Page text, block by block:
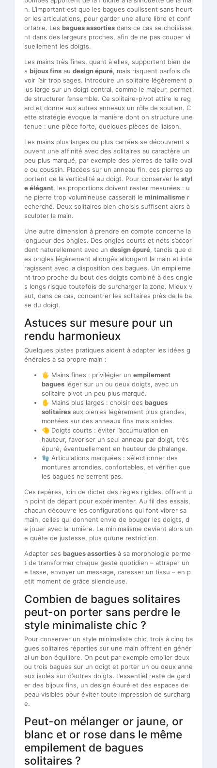
n. L’important est que les bagues coulissent sans heurt
er les articulations, pour garder une allure libre et conf
ortable. Les bagues assorties dans ce cas se choisisse
nt dans des largeurs proches, afin de ne pas couper vi
suellement les doigts.
Les mains très fines, quant à elles, supportent bien de
s bijoux fins au design épuré, mais risquent parfois d’a
voir l’air trop sages. Introduire un solitaire légèrement p
lus large sur un doigt central, comme le majeur, permet
de structurer l’ensemble. Ce solitaire-pivot attire le reg
ard et donne aux autres anneaux un rôle de soutien. C
ette stratégie évoque la manière dont on structure une
tenue : une pièce forte, quelques pièces de liaison.
Les mains plus larges ou plus carrées se découvrent s
ouvent une affinité avec des solitaires au caractère un
peu plus marqué, par exemple des pierres de taille oval
e ou coussin. Placées sur un anneau fin, ces pierres ap
portent de la verticalité au doigt. Pour conserver le styl
e élégant, les proportions doivent rester mesurées : u
ne pierre trop volumineuse casserait le minimalisme r
echerché. Deux solitaires bien choisis suffisent alors à
sculpter la main.
Une autre dimension à prendre en compte concerne la
longueur des ongles. Des ongles courts et nets s’accor
dent naturellement avec un design épuré, tandis que d
es ongles légèrement allongés allongent la main et inte
ragissent avec la disposition des bagues. Un empileme
nt trop proche du bout des doigts combiné à des ongle
s longs risque toutefois de surcharger la zone. Mieux v
aut, dans ce cas, concentrer les solitaires près de la ba
se du doigt.
Astuces sur mesure pour un
rendu harmonieux
Quelques pistes pratiques aident à adapter les idées g
énérales à sa propre main :
🖐️ Mains fines : privilégier un empilement
bagues léger sur un ou deux doigts, avec un
solitaire pivot un peu plus marqué.
✋ Mains plus larges : choisir des bagues
solitaires aux pierres légèrement plus grandes,
montées sur des anneaux fins mais solides.
🤏 Doigts courts : éviter l’accumulation en
hauteur, favoriser un seul anneau par doigt, très
épuré, éventuellement en hauteur de phalange.
🧤 Articulations marquées : sélectionner des
montures arrondies, confortables, et vérifier que
les bagues ne serrent pas.
Ces repères, loin de dicter des règles rigides, offrent u
n point de départ pour expérimenter. Au fil des essais,
chacun découvre les configurations qui font vibrer sa
main, celles qui donnent envie de bouger les doigts, d
e jouer avec la lumière. Le minimalisme devient alors un
e quête de justesse, plus qu’une restriction.
Adapter ses bagues assorties à sa morphologie perme
t de transformer chaque geste quotidien – attraper un
e tasse, envoyer un message, caresser un tissu – en p
etit moment de grâce silencieuse.
Combien de bagues solitaires
peut-on porter sans perdre le
style minimaliste chic ?
Pour conserver un style minimaliste chic, trois à cinq ba
gues solitaires réparties sur une main offrent en génér
al un bon équilibre. On peut par exemple empiler deux
ou trois bagues sur un doigt et porter un ou deux anne
aux isolés sur d’autres doigts. L’essentiel reste de gard
er des bijoux fins, un design épuré et des espaces de
peau visibles pour éviter toute impression de surcharg
e.
Peut-on mélanger or jaune, or
blanc et or rose dans le même
empilement de bagues
solitaires ?